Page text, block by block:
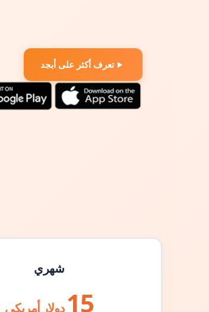
تعرف أكثر على أبجد
شهري
15 دولار أمريكي